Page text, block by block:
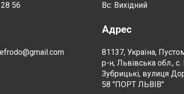
56
Вс: Вихідний
Адрес
81137, Україна,
р-н, Львівська обл., с.
Зубрицькі, вулиця
58 "ПОРТ ЛЬВІВ"